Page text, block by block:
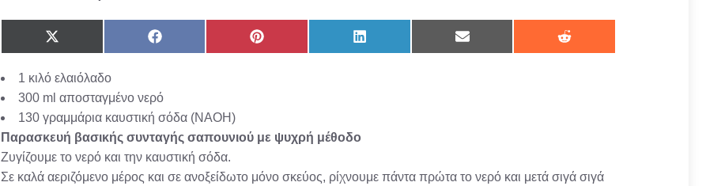
Share
on
(Twitter)
Share
on
Share
on
Share
on
Share
on
Share
on
1 κιλό ελαιόλαδο
300 ml αποσταγμένο νερό
130 γραμμάρια καυστική σόδα (NAOH)
Παρασκευή βασικής συνταγής σαπουνιού με ψυχρή μέθοδο
Ζυγίζουμε το νερό και την καυστική σόδα.
Σε καλά αεριζόμενο μέρος και σε ανοξείδωτο μόνο σκεύος, ρίχνουμε πάντα πρώτα το νερό και μετά σιγά σιγά